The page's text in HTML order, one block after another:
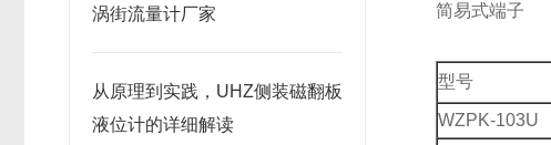
涡街流量计厂家
从原理到实践，UHZ侧装磁翻板
液位计的详细解读
简易式端子
型号
WZPK-103U